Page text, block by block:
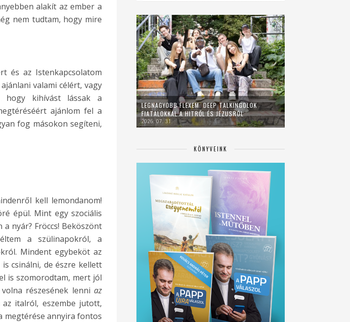
alakít az ember a
nem tudtam, hogy mire
és az Istenkapcsolatom
valami célért, vagy
hogy kihívást lássak a
ajánlom fel a
fog másokon segíteni,
kell lemondanom!
épül. Mint egy szociális
nyár? Fröccs! Beköszönt
a szülinapokról, a
Mindent egybeköt az
csinálni, de észre kellett
is szomorodtam, mert jól
részesének lenni az
italról, eszembe jutott,
megtérése annyira fontos
LEGNAGYOBB FLEXEM: DEEP TALKINGOLOK
FIATALOKKAL A HITRŐL ÉS JÉZUSRÓL
2026. 07. 31.
KÖNYVEINK